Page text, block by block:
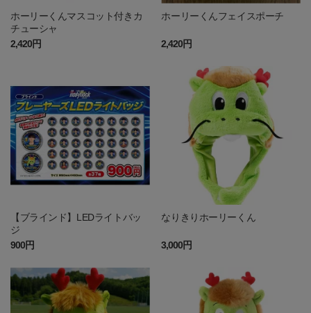
ホーリーくんマスコット付きカ
チューシャ
2,420円
ホーリーくんフェイスポーチ
2,420円
【ブラインド】LEDライトバッ
ジ
900円
なりきりホーリーくん
3,000円